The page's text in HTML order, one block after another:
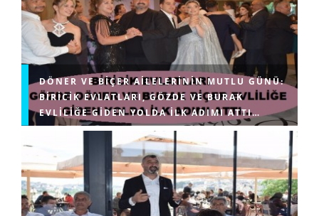
DÖNER VE BIÇER AILELERININ MUTLU GÜNÜ:
BIRICIK EVLATLARI, GÖZDE VE BURAK
EVLILIĞE GIDEN YOLDA ILK ADIMI ATTI…